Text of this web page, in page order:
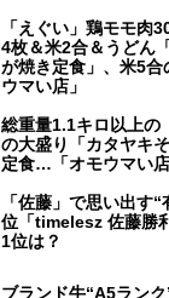
「えぐい」鶏モモ肉
4枚＆米2合＆うどん
が焼き定食」、米5
ウマい店」
総重量1.1キロ以上の
の大盛り「カタヤキ
定食…「オモウマい
「佐藤」で思い出
位「timelesz 佐藤勝
1位は？
ブランド牛“A5ラン